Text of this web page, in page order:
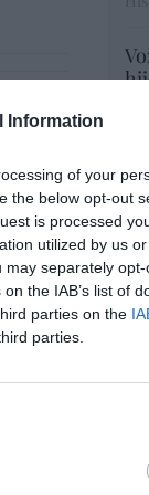
Information
of your
the below opt-out
is processed
utilized by us
may separately
the IAB’s list of
parties on the
parties.